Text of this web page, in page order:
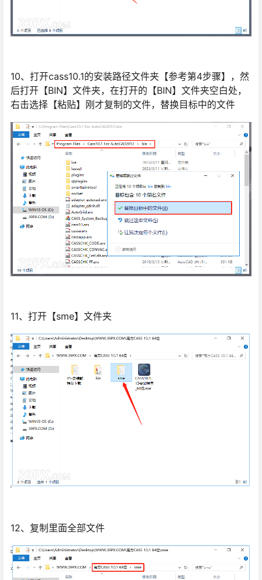
10、打开cass10.1的安装路径文件夹【参考第4步骤】，然
后打开【BIN】文件夹，在打开的【BIN】文件夹空白处，
右击选择【粘贴】刚才复制的文件，替换目标中的文件
11、打开【sme】文件夹
12、复制里面全部文件